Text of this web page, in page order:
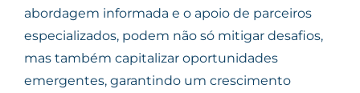
abordagem informada e o apoio de parceiros
especializados, podem não só mitigar desafios,
mas também capitalizar oportunidades
emergentes, garantindo um crescimento